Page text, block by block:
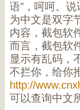
语”，呵呵。
为中文是双字
内容，截包软
而言，截包软
显示有乱码，
不拦你，给你
http://
可以查询中文